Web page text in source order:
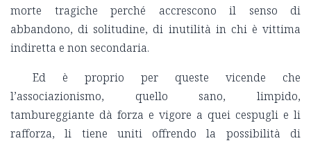
morte tragiche perché accrescono il senso di
abbandono, di solitudine, di inutilità in chi è vittima
indiretta e non secondaria.
Ed è proprio per queste vicende che
l’associazionismo, quello sano, limpido,
tambureggiante dà forza e vigore a quei cespugli e li
rafforza, li tiene uniti offrendo la possibilità di